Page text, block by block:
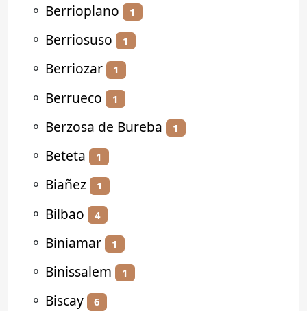
⚬ Berrioplano 1
⚬ Berriosuso 1
⚬ Berriozar 1
⚬ Berrueco 1
⚬ Berzosa de Bureba 1
⚬ Beteta 1
⚬ Biañez 1
⚬ Bilbao 4
⚬ Biniamar 1
⚬ Binissalem 1
⚬ Biscay 6